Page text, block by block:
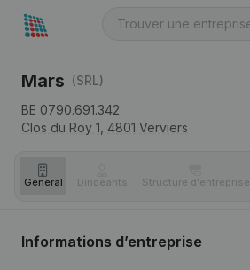
Mars (SRL)
BE 0790.691.342
Clos du Roy 1, 4801 Verviers
Général Dirigeants Structure d'entreprise
Informations d’entreprise